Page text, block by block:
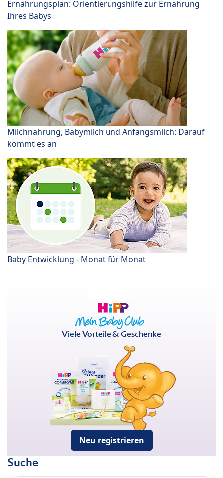
Ernährungsplan: Orientierungshilfe zur Ernährung
Ihres Babys
Milchnahrung, Babymilch und Anfangsmilch: Darauf
kommt es an
Baby Entwicklung - Monat für Monat
Viele Vorteile & Geschenke
Neu registrieren
Suche